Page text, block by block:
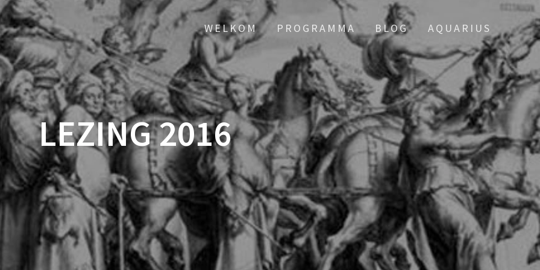
WELKOM PROGRAMMA BLOG AQUARIUS
LEZING 2016